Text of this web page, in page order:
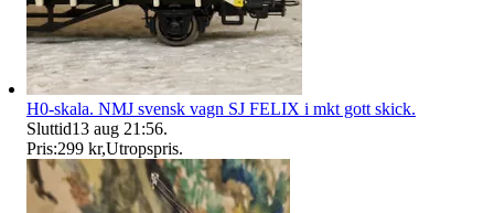
H0-skala. NMJ svensk vagn SJ FELIX i mkt gott skick.
Sluttid13 aug 21:56.
Pris:299 kr,Utropspris.